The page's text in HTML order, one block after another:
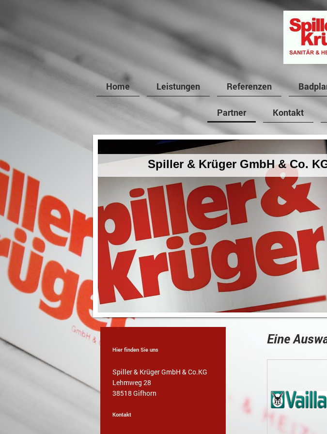
Home Leistungen Referenzen
Partner Kontakt
Spiller & Krüger GmbH & Co.
Eine
Hier finden Sie uns
Spiller & Krüger GmbH & Co.KG
Lehmweg 28
38518 Gifhorn
Kontakt